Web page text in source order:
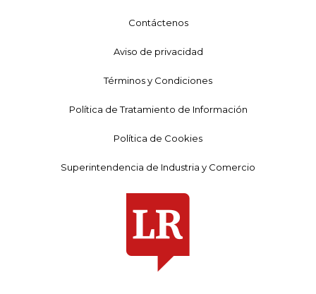
Contáctenos
Aviso de privacidad
Términos y Condiciones
Política de Tratamiento de Información
Política de Cookies
Superintendencia de Industria y Comercio